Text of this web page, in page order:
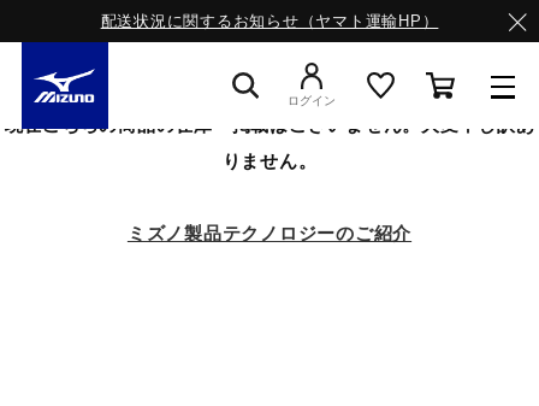
配送状況に関するお知らせ（ヤマト運輸HP）
ログイン
現在こちらの商品の在庫・掲載はございません。大変申し訳あ
りません。
ミズノ製品テクノロジーのご紹介